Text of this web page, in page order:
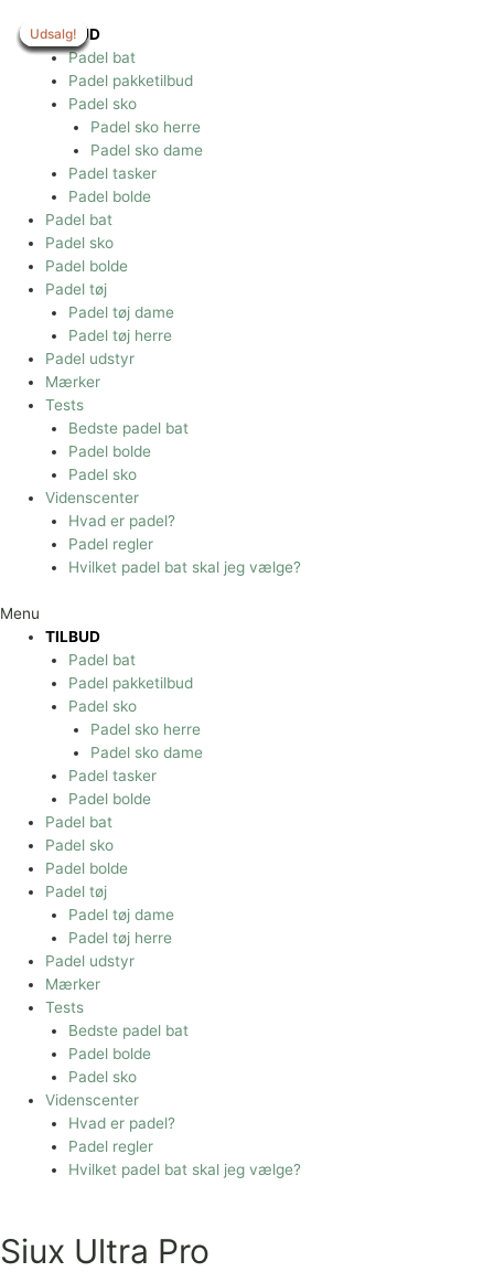
indholdet
TILBUD
Padel bat
Padel pakketilbud
Padel sko
Padel sko herre
Padel sko dame
Padel tasker
Padel bolde
Padel bat
Padel sko
Padel bolde
Padel tøj
Padel tøj dame
Padel tøj herre
Padel udstyr
Mærker
Tests
Bedste padel bat
Padel bolde
Padel sko
Videnscenter
Hvad er padel?
Padel regler
Hvilket padel bat skal jeg vælge?
Menu
TILBUD
Padel bat
Padel pakketilbud
Padel sko
Padel sko herre
Padel sko dame
Padel tasker
Padel bolde
Padel bat
Padel sko
Padel bolde
Padel tøj
Padel tøj dame
Padel tøj herre
Padel udstyr
Mærker
Tests
Bedste padel bat
Padel bolde
Padel sko
Videnscenter
Hvad er padel?
Padel regler
Hvilket padel bat skal jeg vælge?
Udsalg!
Siux Ultra Pro
Udsalg!
Udsalg!
Udsalg!
Udsalg!
Udsalg!
Udsalg!
Udsalg!
Udsalg!